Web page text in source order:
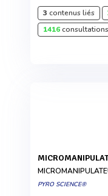
3 contenus liés
1416
PYRO SCIENCE®